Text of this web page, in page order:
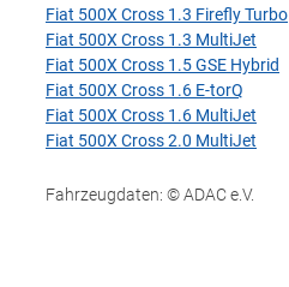
Fiat 500X Cross 1.3 Firefly Turbo
Fiat 500X Cross 1.3 MultiJet
Fiat 500X Cross 1.5 GSE Hybrid
Fiat 500X Cross 1.6 E-torQ
Fiat 500X Cross 1.6 MultiJet
Fiat 500X Cross 2.0 MultiJet
Fahrzeugdaten: © ADAC e.V.